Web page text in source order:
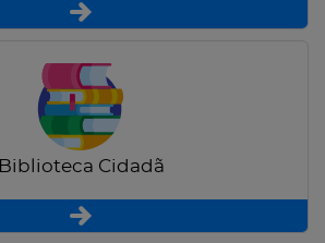
Biblioteca Cidadã